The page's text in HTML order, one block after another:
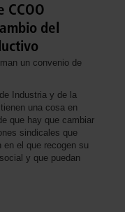
CCOO
del
un convenio de
Industria y de la
una cosa en
que hay que cambiar
sindicales que
en el que recogen su
y que puedan